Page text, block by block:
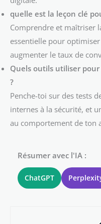
quelle est la leçon clé
Comprendre et maîtriser
essentielle pour
augmenter le taux de
Quels outils utiliser
?
Penche-toi sur des tests
internes à la sécurité, et
au comportement de ton
Résumer avec l'IA :
ChatGPT